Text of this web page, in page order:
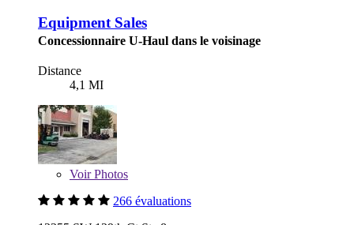
Equipment Sales
Concessionnaire U-Haul dans le voisinage
Distance
4,1 MI
VoirPhotos
266 évaluations